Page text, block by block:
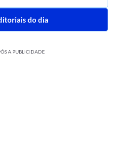
do dia
A PUBLICIDADE